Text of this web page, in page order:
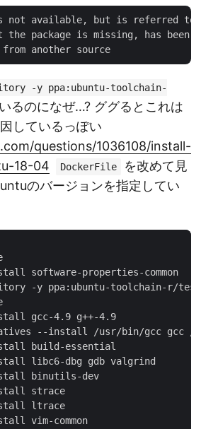
not available, but is referred to
the package is missing, has been
-y ppa:ubuntu-toolchain-
るのになぜ…? ググるとこれは
しているっぽい
questions/1036108/install-
18-04
DockerFile
を改めて見
のバージョンを指定してい
software-properties-common
-y ppa:ubuntu-toolchain-r/test
gcc-4.9 g++-4.9
--install /usr/bin/gcc gcc /
build-essential
libc6-dbg gdb valgrind
binutils-dev
strace
ltrace
vim-common